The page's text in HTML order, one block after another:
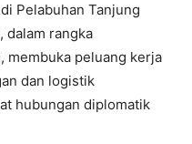
Pelabuhan Tanjung
dalam rangka
membuka peluang kerja
dan logistik
hubungan diplomatik